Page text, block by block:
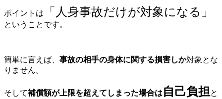
ポイントは 「人身事故だけが対象になる」
ということです。
簡単に言えば、 事故の相手の身体に関する損害しか対象とな
りません。
そして補償額が上限を超えてしまった場合は 自己負担 と